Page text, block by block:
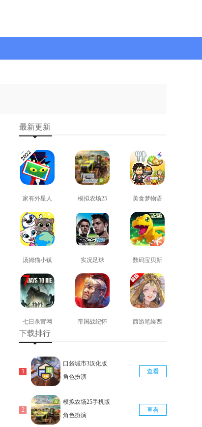
最新更新
家有外星人
免费版
查看
模拟农场25
免费版
查看
美食梦物语
正版
查看
汤姆猫小镇
免费版
查看
实况足球
2008安卓版
查看
数码宝贝新
世纪免费版
查看
七日杀官网
版
查看
帝国战纪怀
西游笔绘西
下载排行
口袋城市3汉化版
角色扮演
查看
模拟农场25手机版
角色扮演
查看